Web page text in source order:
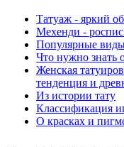
Татуаж - яркий
Мехенди -
Популярные
Что нужно знать
Женская
тенденция и
Из истории тату
Классификация
О красках и